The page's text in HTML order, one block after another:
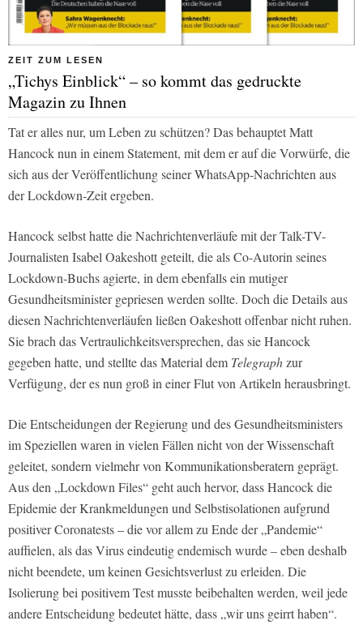
ZEIT ZUM LESEN
„Tichys Einblick“ – so kommt das gedruckte
Magazin zu Ihnen
Tat er alles nur, um Leben zu schützen? Das behauptet Matt
Hancock nun in einem Statement, mit dem er auf die Vorwürfe, die
sich aus der Veröffentlichung seiner WhatsApp-Nachrichten aus
der Lockdown-Zeit ergeben.
Hancock selbst hatte die Nachrichtenverläufe mit der Talk-TV-
Journalisten Isabel Oakeshott geteilt, die als Co-Autorin seines
Lockdown-Buchs agierte, in dem ebenfalls ein mutiger
Gesundheitsminister gepriesen werden sollte. Doch die Details aus
diesen Nachrichtenverläufen ließen Oakeshott offenbar nicht ruhen.
Sie brach das Vertraulichkeitsversprechen, das sie Hancock
gegeben hatte, und stellte das Material dem Telegraphzur
Verfügung, der es nun groß in einer Flut von Artikeln herausbringt.
Die Entscheidungen der Regierung und des Gesundheitsministers
im Speziellen waren in vielen Fällen nicht von der Wissenschaft
geleitet, sondern vielmehr von Kommunikationsberatern geprägt.
Aus den „Lockdown Files“ geht auch hervor, dass Hancock die
Epidemie der Krankmeldungen und Selbstisolationen aufgrund
positiver Coronatests – die vor allem zu Ende der „Pandemie“
auffielen, als das Virus eindeutig endemisch wurde – eben deshalb
nicht beendete, um keinen Gesichtsverlust zu erleiden. Die
Isolierung bei positivem Test musste beibehalten werden, weil jede
andere Entscheidung bedeutet hätte, dass „wir uns geirrt haben“.